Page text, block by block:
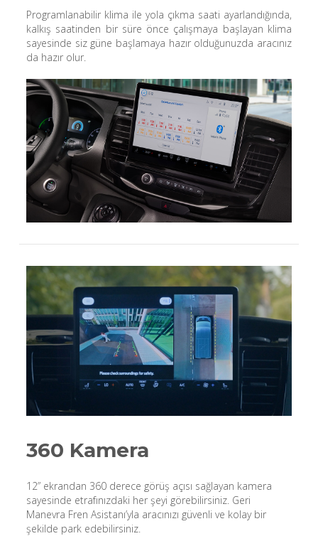
Programlanabilir klima ile yola çıkma saati ayarlandığında,
kalkış saatinden bir süre önce çalışmaya başlayan klima
sayesinde siz güne başlamaya hazır olduğunuzda aracınız
da hazır olur.
360 Kamera
12” ekrandan 360 derece görüş açısı sağlayan kamera
sayesinde etrafınızdaki her şeyi görebilirsiniz. Geri
Manevra Fren Asistanı’yla aracınızı güvenli ve kolay bir
şekilde park edebilirsiniz.